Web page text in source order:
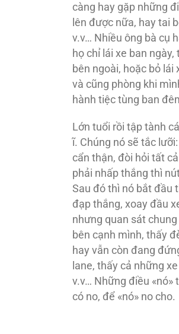
càng hay gặp những
lên được nữa, hay tai
v.v… Nhiều ông bà cụ
họ chỉ lái xe ban
bên ngoài, hoặc bỏ lái
và cũng phòng khi
hành tiệc tùng ban
Lớn tuổi rồi tập tành
ĩ. Chúng nó sẽ tắc
cẩn thận, đòi hỏi tất
phải nhấp thắng thì
Sau đó thì nó bắt đầu
đạp thắng, xoay đầu
nhưng quan sát
bên cạnh mình, thấy
hay vẫn còn đang
lane, thấy cả những
v.v… Những điều
có no, để «nó» no cho.